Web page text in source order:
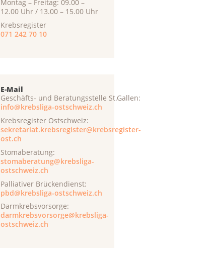
Montag – Freitag: 09.00 –
12.00 Uhr / 13.00 – 15.00 Uhr
Krebsregister
071 242 70 10
E-Mail
Geschäfts- und Beratungsstelle St.Gallen:
info@krebsliga-ostschweiz.ch
Krebsregister Ostschweiz:
sekretariat.krebsregister@krebsregister-
ost.ch
Stomaberatung:
stomaberatung@krebsliga-
ostschweiz.ch
Palliativer Brückendienst:
pbd@krebsliga-ostschweiz.ch
Darmkrebsvorsorge:
darmkrebsvorsorge@krebsliga-
ostschweiz.ch